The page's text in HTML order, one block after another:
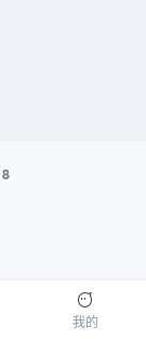
8
我的